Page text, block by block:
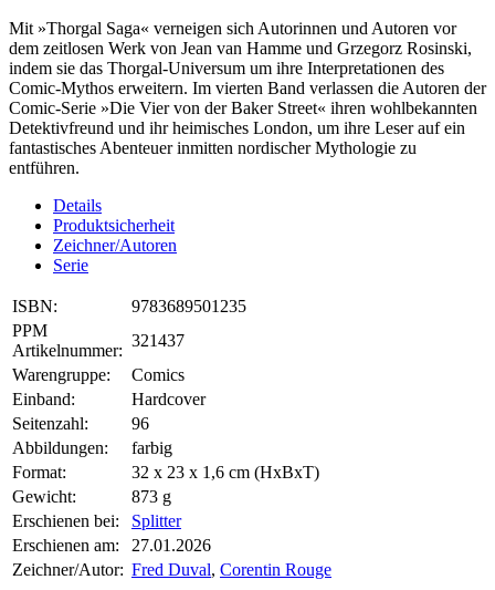
Mit »Thorgal Saga« verneigen sich Autorinnen und Autoren vor
dem zeitlosen Werk von Jean van Hamme und Grzegorz Rosinski,
indem sie das Thorgal-Universum um ihre Interpretationen des
Comic-Mythos erweitern. Im vierten Band verlassen die Autoren der
Comic-Serie »Die Vier von der Baker Street« ihren wohlbekannten
Detektivfreund und ihr heimisches London, um ihre Leser auf ein
fantastisches Abenteuer inmitten nordischer Mythologie zu
entführen.
Details
Produktsicherheit
Zeichner/Autoren
Serie
ISBN:
9783689501235
PPM
Artikelnummer:
321437
Warengruppe:
Comics
Einband:
Hardcover
Seitenzahl:
96
Abbildungen:
farbig
Format:
32 x 23 x 1,6 cm (HxBxT)
Gewicht:
873 g
Erschienen bei:
Splitter
Erschienen am:
27.01.2026
Zeichner/Autor: Fred Duval, Corentin Rouge